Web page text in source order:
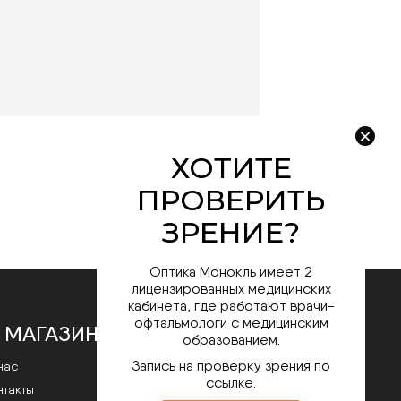
Оптика Монокль имеет 2
лицензированных медицинских
кабинета, где работают врачи-
офтальмологи с медицинским
образованием.
Запись на проверку зрения по
ссылке.